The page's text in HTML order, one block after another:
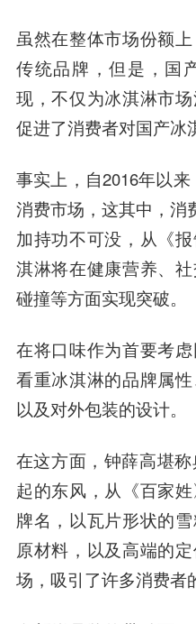
虽然在整体市场份额
传统品牌，但是，国
现，不仅为冰淇淋市
促进了消费者对国产冰
事实上，自2016年以
消费市场，这其中，消
加持功不可没，从《
淇淋将在健康营养、
碰撞等方面实现突破。
在将口味作为首要考
看重冰淇淋的品牌属
以及对外包装的设计。
在这方面，钟薛高堪
起的东风，从《百家
牌名，以瓦片形状的
原材料，以及高端的
场，吸引了许多消费者